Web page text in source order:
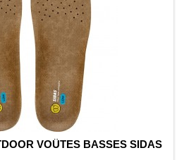
VOÛTES BASSES SIDAS